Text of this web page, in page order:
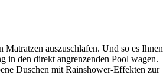
auszuschlafen. Und so es Ihnen
in den direkt angrenzenden Pool wagen.
Duschen mit Rainshower-Effekten zur